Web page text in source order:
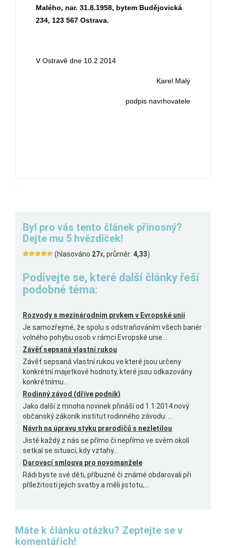
Malého, nar. 31.8.1958, bytem Budějovická
234, 123 567 Ostrava.
V Ostravě dne 10.2.2014
Karel Malý
podpis navrhovatele
.
Byl pro vás tento článek přínosný?
Dejte mu 5 hvězdiček!
(hlasováno 27x, průměr: 4,33)
Podívejte se, které další články řeší
podobné téma:
Rozvody s mezinárodním prvkem v Evropské unii
Je samozřejmé, že spolu s odstraňováním všech bariér
volného pohybu osob v rámci Evropské unie...
Závěť sepsaná vlastní rukou
Závěť sepsaná vlastní rukou ve které jsou určeny
konkrétní majetkové hodnoty, které jsou odkazovány
konkrétnímu...
Rodinný závod (dříve podnik)
Jako další z mnoha novinek přináší od 1.1.2014 nový
občanský zákoník institut rodinného závodu. ...
Návrh na úpravu styku prarodičů s nezletilou
Jistě každý z nás se přímo či nepřímo ve svém okolí
setkal se situací, kdy vztahy...
Darovací smlouva pro novomanžele
Rádi byste své děti, příbuzné či známé obdarovali při
příležitosti jejich svatby a měli jistotu,...
Máte k článku otázku? Zeptejte se v
komentářích!